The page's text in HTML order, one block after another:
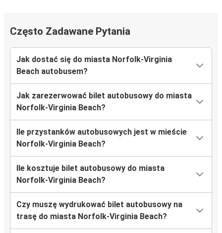
Często Zadawane Pytania
Jak dostać się do miasta Norfolk-Virginia
Beach autobusem?
Jak zarezerwować bilet autobusowy do miasta
Norfolk-Virginia Beach?
Ile przystanków autobusowych jest w mieście
Norfolk-Virginia Beach?
Ile kosztuje bilet autobusowy do miasta
Norfolk-Virginia Beach?
Czy muszę wydrukować bilet autobusowy na
trasę do miasta Norfolk-Virginia Beach?